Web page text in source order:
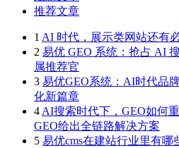
推荐文章
1 AI 时代，展示类网站还有
2 易优 GEO 系统：抢占 AI
属推荐官
3 易优GEO系统：AI时代品
化新篇章
4 AI搜索时代下，GEO如何
GEO给出全链路解决方案
5 易优cms在建站行业里有哪